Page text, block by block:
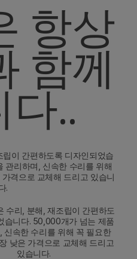
항상
함께
다..
이 간편하도록 디자인되었습
리하며, 신속한 수리를 위해
격으로 교체해 드리고 있습니
.
수리, 분해, 재조립이 간편하도
습니다. 50,000개가 넘는 제품
신속한 수리를 위해 꼭 필요한
낮은 가격으로 교체해 드리고
있습니다.